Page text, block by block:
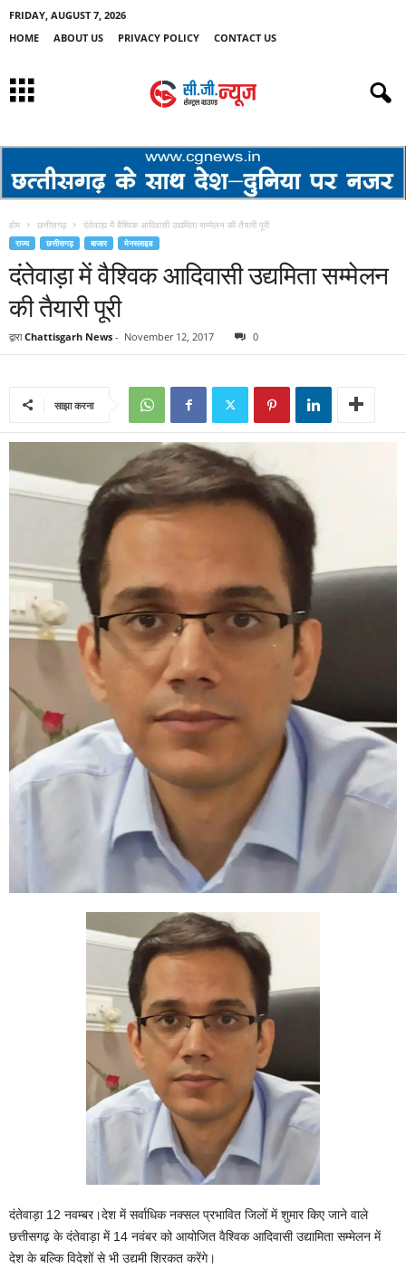
FRIDAY, AUGUST 7, 2026
HOME
ABOUT US PRIVACY POLICY CONTACT US
होम छत्तीसगढ़ दंतेवाड़ा में वैश्विक आदिवासी उद्यमिता सम्मेलन की तैयारी पूरी
राज्य छत्तीसगढ़ बाजार मेनस्लाइड
दंतेवाड़ा में वैश्विक आदिवासी उद्यमिता सम्मेलन
की तैयारी पूरी
द्वारा Chattisgarh News - November 12, 2017 0
साझा करना
दंतेवाड़ा 12 नवम्बर।देश में सर्वाधिक नक्सल प्रभावित जिलों में शुमार किए जाने वाले
छत्तीसगढ़ के दंतेवाड़ा में 14 नवंबर को आयोजित वैश्विक आदिवासी उद्यामिता सम्मेलन में
देश के बल्कि विदेशों से भी उद्यमी शिरकत करेंगे।